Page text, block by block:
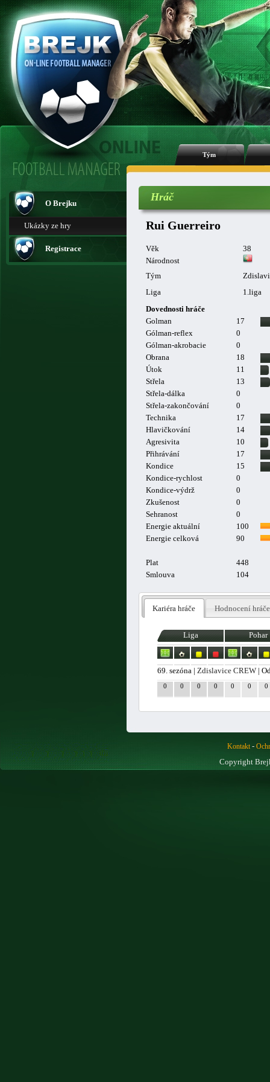
Tým
O Brejku
Ukázky ze hry
Registrace
Hráč
Rui Guerreiro
Věk
38
Národnost
Tým
Liga
1.liga
Dovednosti hráče
Golman
17
Gólman-reflex
0
Gólman-akrobacie
0
Obrana
18
Útok
11
Střela
13
Střela-dálka
0
Střela-zakončování
0
Technika
17
Hlavičkování
14
Agresivita
10
Přihrávání
17
Kondice
15
Kondice-rychlost
0
Kondice-výdrž
0
Zkušenost
0
Sehranost
0
Energie aktuální
100
Energie celková
90
Plat
448
Smlouva
104
Kariéra hráče Hodnocení hráče
Liga Pohar
69. sezóna | Zdislavice CREW |
0 0 0 0 0 0 0
Kontakt-
Copyright